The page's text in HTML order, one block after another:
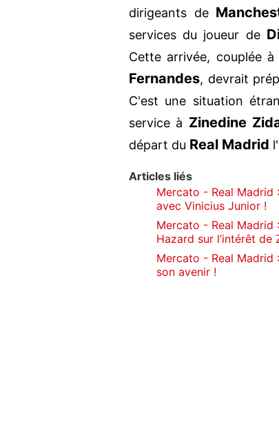
dirigeants de
services du joueur de
Cette arrivée, couplée
Fernandes, devrait
C'est une situation
service à Zinedine
départ du Real Madrid
Articles liés
Mercato - Real Madrid
avec Vinicius Junior !
Mercato - Real Madrid
Hazard sur l’intérêt de
Mercato - Real Madrid
son avenir !